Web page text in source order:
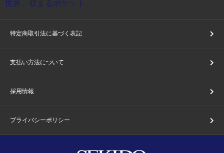
特定商取引法に基づく表記
支払い方法について
採用情報
プライバシーポリシー